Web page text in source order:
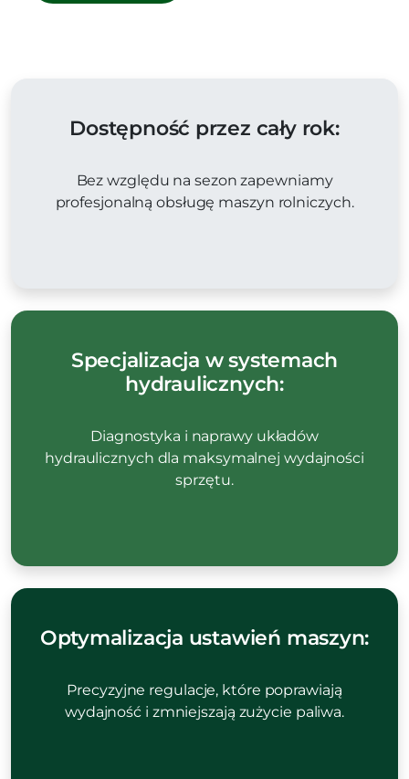
Dostępność przez cały rok:
Bez względu na sezon zapewniamy
profesjonalną obsługę maszyn rolniczych.
Specjalizacja w systemach
hydraulicznych:
Diagnostyka i naprawy układów
hydraulicznych dla maksymalnej wydajności
sprzętu.
Optymalizacja ustawień maszyn:
Precyzyjne regulacje, które poprawiają
wydajność i zmniejszają zużycie paliwa.